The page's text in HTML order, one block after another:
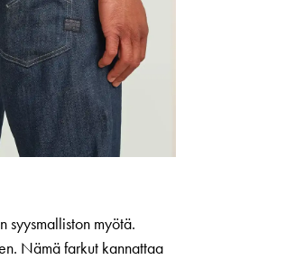
syysmalliston myötä.
Nämä farkut kannattaa